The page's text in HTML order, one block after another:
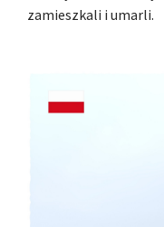
zamieszkali i umarli.